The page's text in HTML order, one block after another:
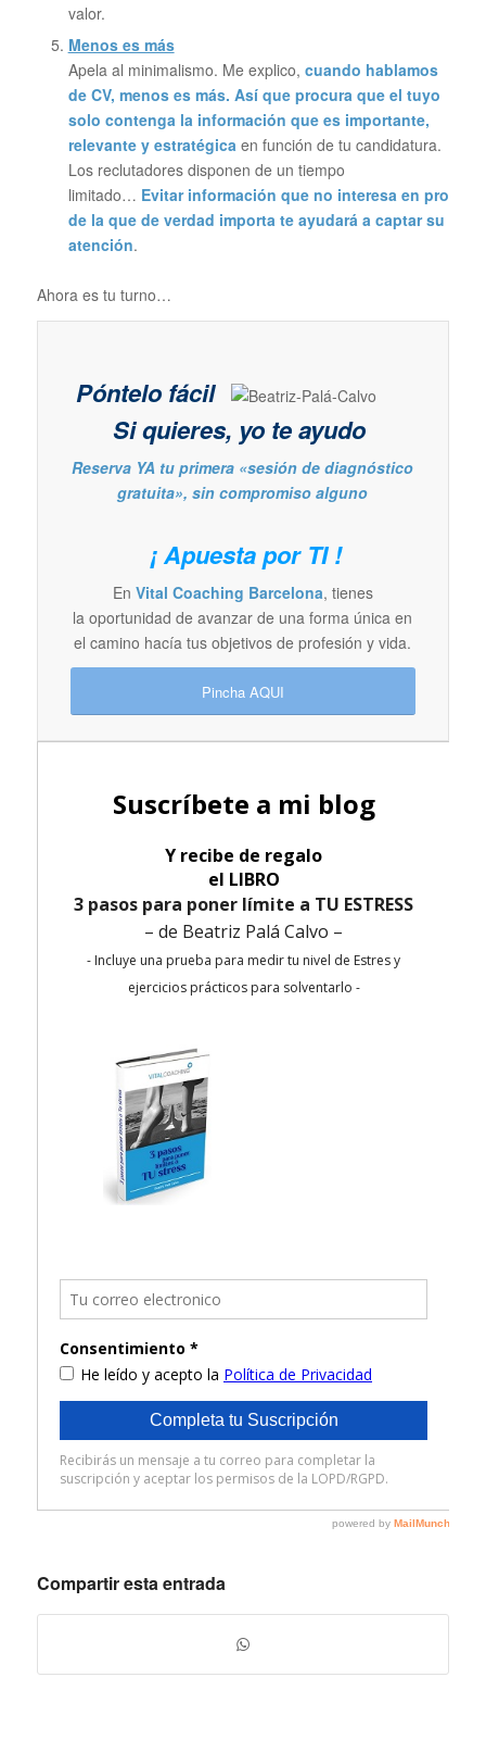
valor.
Menos es más
Apela al minimalismo. Me explico, cuando hablamos
de CV, menos es más. Así que procura que el tuyo
solo contenga la información que es importante,
relevante y estratégica en función de tu candidatura.
Los reclutadores disponen de un tiempo
limitado… Evitar información que no interesa en pro
de la que de verdad importa te ayudará a captar su
atención.
Ahora es tu turno…
Póntelo fácil
Si quieres, yo te ayudo
Reserva YA tu primera «sesión de diagnóstico
gratuita», sin compromiso alguno
¡ Apuesta por TI !
En Vital Coaching Barcelona, tienes
la oportunidad de avanzar de una forma única en
el camino hacía tus objetivos de profesión y vida.
Pincha AQUI
Compartir esta entrada